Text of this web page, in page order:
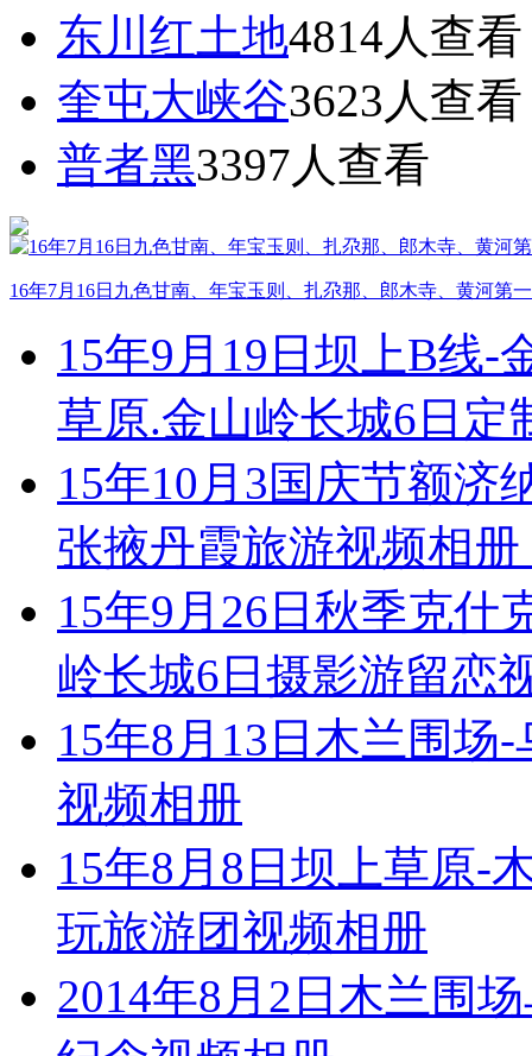
东川红土地4814人查看
奎屯大峡谷3623 人查看
普者黑3397人查看
16年7月16日九色甘南、年宝玉则、扎尕那、郎木寺、黄河第
15年9月19日坝上B线-
草原.金山岭长城6日定
15年10月3国庆节额济
张掖丹霞旅游视频相
15年9月26日秋季克什
岭长城6日摄影游留恋
15年8月13日木兰围场
视频相册
15年8月8日坝上草原-
玩旅游团视频相册
2014年8月2日木兰围